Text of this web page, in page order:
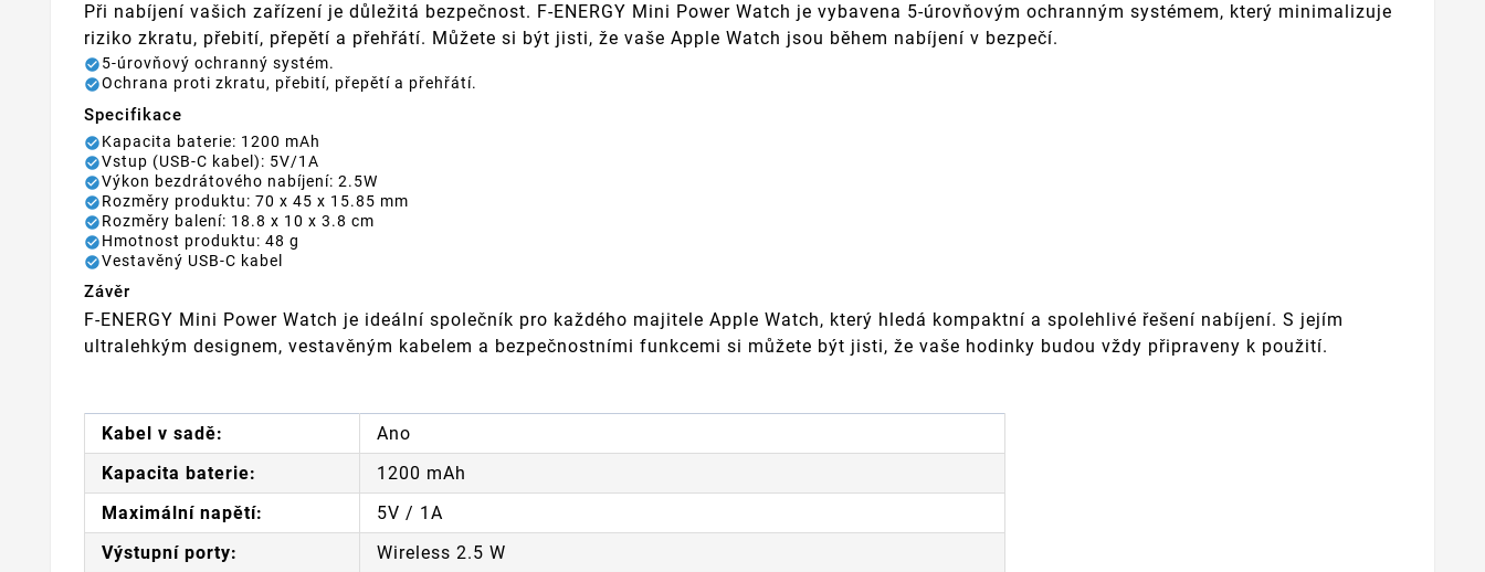
Při nabíjení vašich zařízení je důležitá bezpečnost. F-ENERGY Mini Power Watch je vybavena 5-úrovňovým ochranným systémem, který minimalizuje
riziko zkratu, přebití, přepětí a přehřátí. Můžete si být jisti, že vaše Apple Watch jsou během nabíjení v bezpečí.
5-úrovňový ochranný systém.
Ochrana proti zkratu, přebití, přepětí a přehřátí.
Specifikace
Kapacita baterie: 1200 mAh
Vstup (USB-C kabel): 5V/1A
Výkon bezdrátového nabíjení: 2.5W
Rozměry produktu: 70 x 45 x 15.85 mm
Rozměry balení: 18.8 x 10 x 3.8 cm
Hmotnost produktu: 48 g
Vestavěný USB-C kabel
Závěr
F-ENERGY Mini Power Watch je ideální společník pro každého majitele Apple Watch, který hledá kompaktní a spolehlivé řešení nabíjení. S jejím
ultralehkým designem, vestavěným kabelem a bezpečnostními funkcemi si můžete být jisti, že vaše hodinky budou vždy připraveny k použití.
Kabel v sadě:
Ano
Kapacita baterie:
1200 mAh
Maximální napětí:
5V / 1A
Výstupní porty:
Wireless 2.5 W